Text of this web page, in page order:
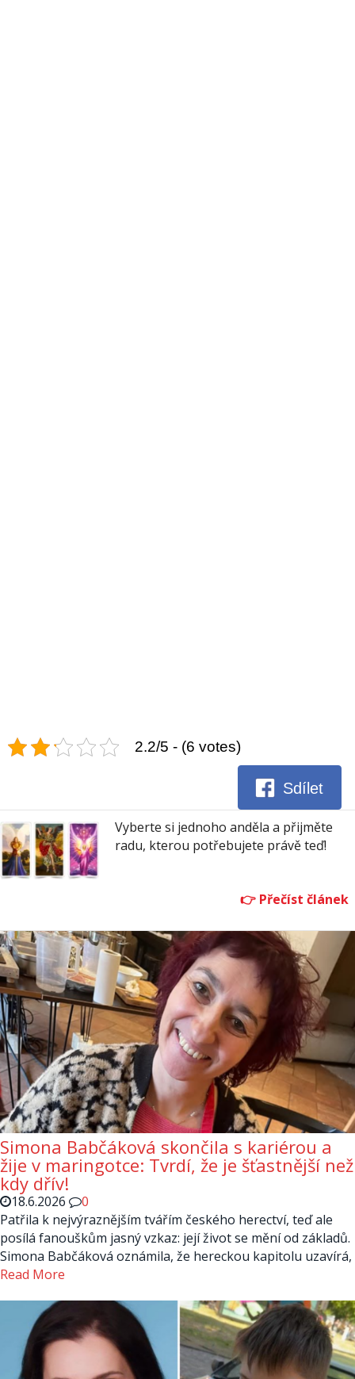
2.2/5 - (6 votes)
Sdílet
Vyberte si jednoho anděla a přijměte
radu, kterou potřebujete právě teď!
Simona Babčáková skončila s kariérou a
žije v maringotce: Tvrdí, že je šťastnější než
kdy dřív!
18.6.2026
0
Patřila k nejvýraznějším tvářím českého herectví, teď ale
posílá fanouškům jasný vzkaz: její život se mění od základů.
Simona Babčáková oznámila, že hereckou kapitolu uzavírá,
Read More